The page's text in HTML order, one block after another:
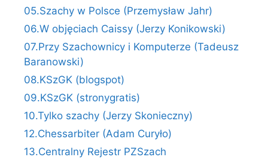
05.Szachy w Polsce (Przemysław Jahr)
06.W objęciach Caissy (Jerzy Konikowski)
07.Przy Szachownicy i Komputerze (Tadeusz
Baranowski)
08.KSzGK (blogspot)
09.KSzGK (stronygratis)
10.Tylko szachy (Jerzy Skonieczny)
12.Chessarbiter (Adam Curyło)
13.Centralny Rejestr PZSzach